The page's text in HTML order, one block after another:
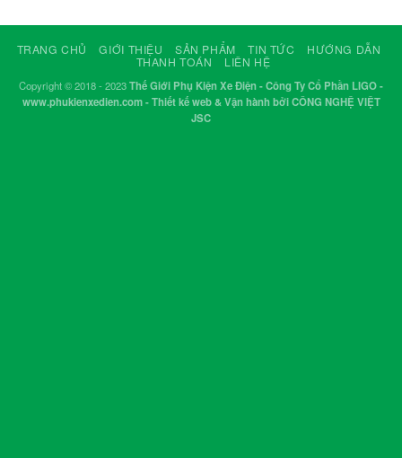
TRANG CHỦ GIỚI THIỆU SẢN PHẨM TIN TỨC
HƯỚNG DẪN
THANH TOÁN
LIÊN HỆ
Copyright © 2018 - 2023Thế Giới Phụ Kiện Xe Điện - Công Ty Cổ Phần LIGO -
www.phukienxedien.com - Thiết kế web & Vận hành bởi CÔNG NGHỆ VIỆT
JSC